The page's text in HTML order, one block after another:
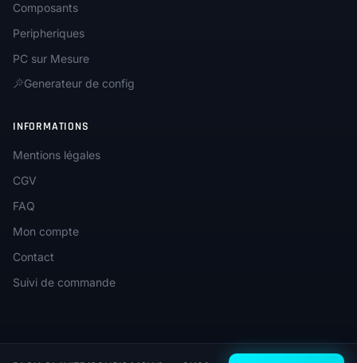
Composants
Peripheriques
PC sur Mesure
Generateur de config
INFORMATIONS
Mentions légales
CGV
FAQ
Mon compte
Contact
Suivi de commande